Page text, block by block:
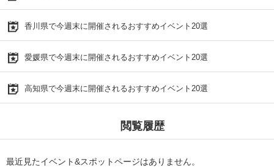
香川県で今週末に開催されるおすすめイベント20選
愛媛県で今週末に開催されるおすすめイベント20選
高知県で今週末に開催されるおすすめイベント20選
閲覧履歴
最近見たイベント&スポットページはありません。